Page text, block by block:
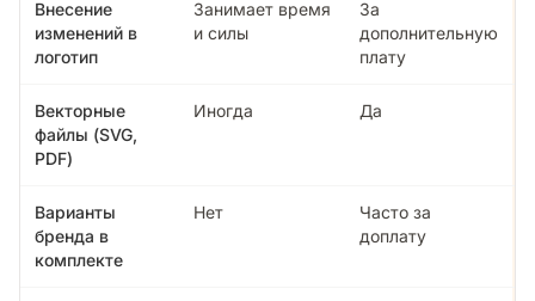
Внесение
изменений в
логотип
Занимает время
и силы
За
дополнительную
плату
Векторные
файлы (SVG,
PDF)
Иногда Да
Варианты
бренда в
комплекте
Нет
Часто за
доплату